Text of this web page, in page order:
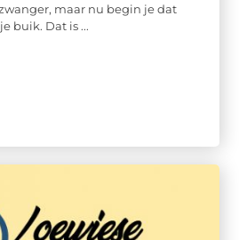
maar nu begin je dat
buik. Dat is ...